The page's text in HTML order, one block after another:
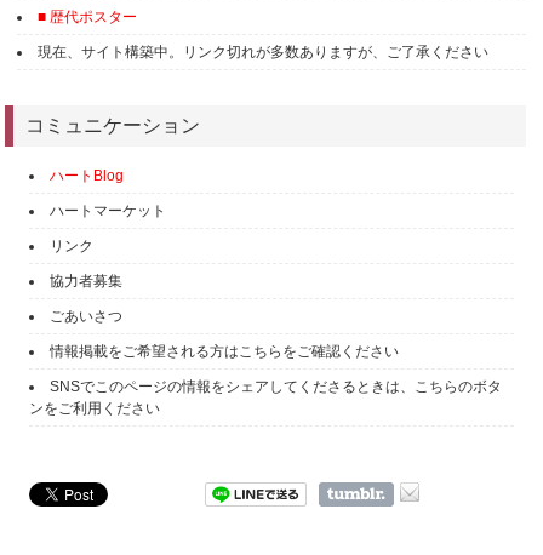
■ 歴代ポスター
現在、サイト構築中。リンク切れが多数ありますが、ご了承ください
コミュニケーション
ハートBlog
ハートマーケット
リンク
協力者募集
ごあいさつ
情報掲載をご希望される方はこちらをご確認ください
SNSでこのページの情報をシェアしてくださるときは、こちらのボタ
ンをご利用ください